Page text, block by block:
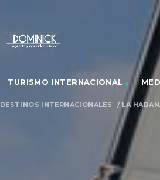
TURISMO INTERNACIONAL
DESTINOS INTERNACIONALES / LA